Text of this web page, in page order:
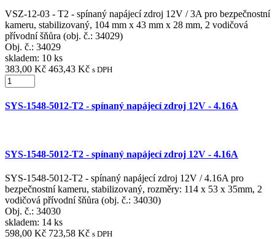
VSZ-12-03 - T2 - spínaný napájecí zdroj 12V / 3A pro bezpečnostní
kameru, stabilizovaný, 104 mm x 43 mm x 28 mm, 2 vodičová
přívodní šňůra (obj. č.: 34029)
Obj. č.: 34029
skladem: 10 ks
383,00 Kč 463,43 Kč s DPH
SYS-1548-5012-T2 - spínaný napájecí zdroj 12V - 4.16A
SYS-1548-5012-T2 - spínaný napájecí zdroj 12V - 4.16A
SYS-1548-5012-T2 - spínaný napájecí zdroj 12V / 4.16A pro
bezpečnostní kameru, stabilizovaný, rozměry: 114 x 53 x 35mm, 2
vodičová přívodní šňůra (obj. č.: 34030)
Obj. č.: 34030
skladem: 14 ks
598,00 Kč 723,58 Kč s DPH